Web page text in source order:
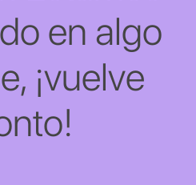
en algo
¡vuelve